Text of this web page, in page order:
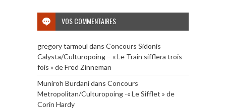
VOS COMMENTAIRES
gregory tarmoul dans Concours Sidonis
Calysta/Culturopoing – « Le Train sifflera trois
fois » de Fred Zinneman
Muniroh Burdanidans Concours
Metropolitan/Culturopoing -« Le Sifflet » de
Corin Hardy